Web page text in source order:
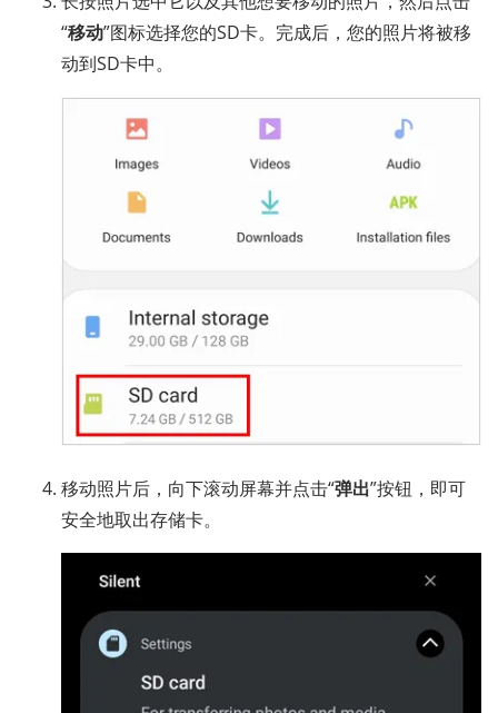
“移动”图标选择您的SD卡。完成后，您的照片将被移
动到SD卡中。
移动照片后，向下滚动屏幕并点击“弹出”按钮，即可
安全地取出存储卡。